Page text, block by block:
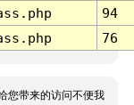
94
76
您带来的访问不便我